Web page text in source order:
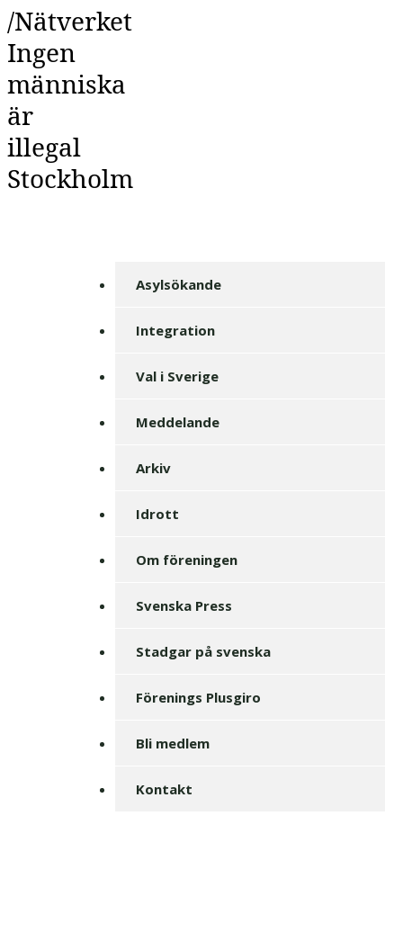
/Nätverket
Ingen
människa
är
illegal
Stockholm
Asylsökande
Integration
Val i Sverige
Meddelande
Arkiv
Idrott
Om föreningen
Svenska Press
Stadgar på svenska
Förenings Plusgiro
Bli medlem
Kontakt